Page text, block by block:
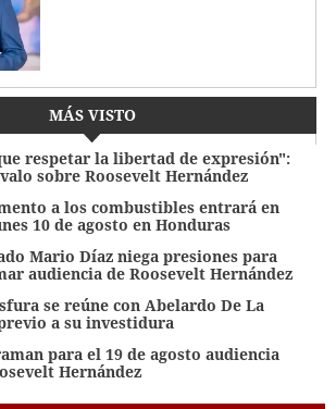
MÁS VISTO
respetar la libertad de expresión":
sobre Roosevelt Hernández
a los combustibles entrará en
10 de agosto en Honduras
Mario Díaz niega presiones para
audiencia de Roosevelt Hernández
se reúne con Abelardo De La
a su investidura
para el 19 de agosto audiencia
Hernández